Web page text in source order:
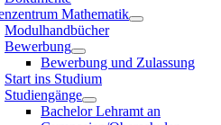
Mathematik
Modulhandbücher
Bewerbung
Bewerbung und Zulassung
Start ins Studium
Studiengänge
Bachelor Lehramt an